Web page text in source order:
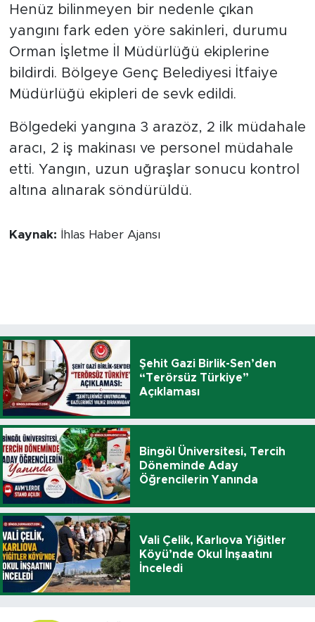
Henüz bilinmeyen bir nedenle çıkan
yangını fark eden yöre sakinleri, durumu
Orman İşletme İl Müdürlüğü ekiplerine
bildirdi. Bölgeye Genç Belediyesi İtfaiye
Müdürlüğü ekipleri de sevk edildi.
Bölgedeki yangına 3 arazöz, 2 ilk müdahale
aracı, 2 iş makinası ve personel müdahale
etti. Yangın, uzun uğraşlar sonucu kontrol
altına alınarak söndürüldü.
Kaynak: İhlas Haber Ajansı
Şehit Gazi Birlik-Sen’den
“Terörsüz Türkiye”
Açıklaması
Bingöl Üniversitesi, Tercih
Döneminde Aday
Öğrencilerin Yanında
Vali Çelik, Karlıova Yiğitler
Köyü’nde Okul İnşaatını
İnceledi